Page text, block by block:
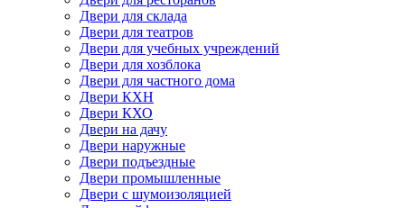
Двери для склада
Двери для театров
Двери для учебных учреждений
Двери для хозблока
Двери для частного дома
Двери КХН
Двери КХО
Двери на дачу
Двери наружные
Двери подъездные
Двери промышленные
Двери с шумоизоляцией